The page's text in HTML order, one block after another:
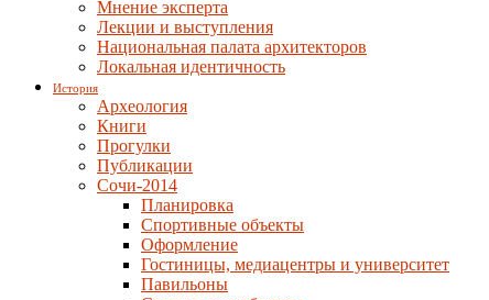
Мнение эксперта
Лекции и выступления
Национальная палата архитекторов
Локальная идентичность
История
Археология
Книги
Прогулки
Публикации
Сочи-2014
Планировка
Спортивные объекты
Оформление
Гостиницы, медиацентры и университет
Павильоны